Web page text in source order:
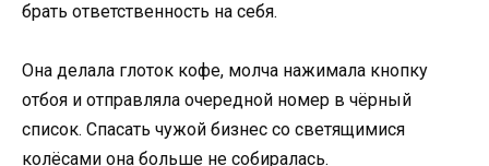
брать ответственность на себя.
Она делала глоток кофе, молча нажимала кнопку
отбоя и отправляла очередной номер в чёрный
список. Спасать чужой бизнес со светящимися
колёсами она больше не собиралась.